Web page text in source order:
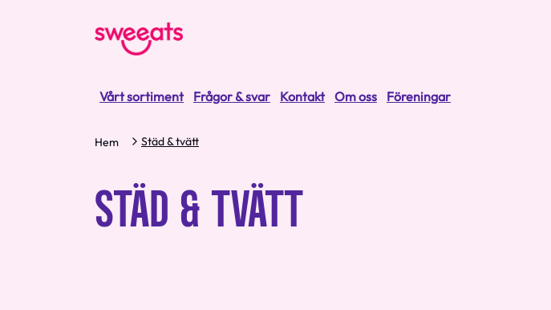
Vårt sortiment Frågor & svar Kontakt Om oss Föreningar
Hem Städ & tvätt
STÄD & TVÄTT